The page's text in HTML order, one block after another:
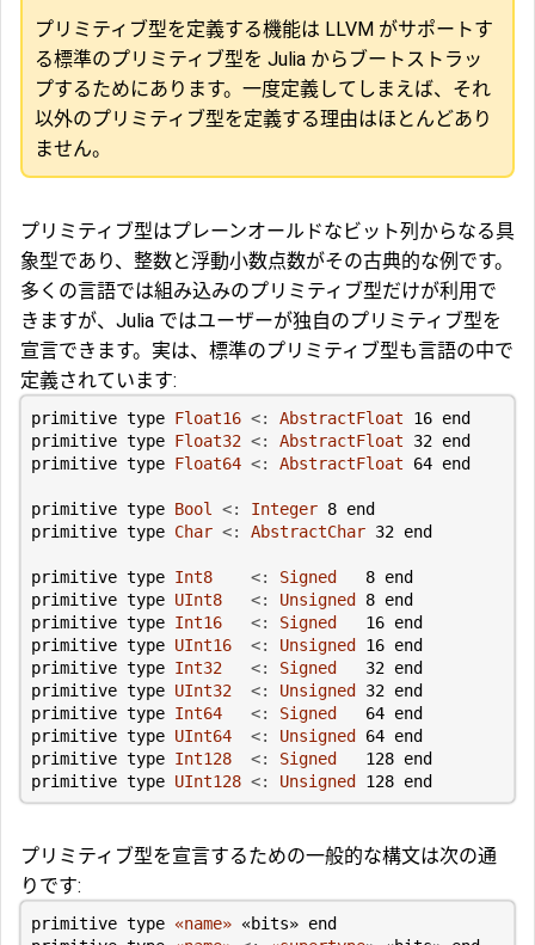
プリミティブ型を定義する機能は LLVM がサポートす
る標準のプリミティブ型を Julia からブートストラッ
プするためにあります。一度定義してしまえば、それ
以外のプリミティブ型を定義する理由はほとんどあり
ません。
プリミティブ型はプレーンオールドなビット列からなる具
象型であり、整数と浮動小数点数がその古典的な例です。
多くの言語では組み込みのプリミティブ型だけが利用で
きますが、Julia ではユーザーが独自のプリミティブ型を
宣言できます。実は、標準のプリミティブ型も言語の中で
定義されています:
primitive type Float16 <: AbstractFloat 16 end
primitive type Float32 <: AbstractFloat 32 end
primitive type Float64 <: AbstractFloat 64 end
primitive type Bool <: Integer 8 end
primitive type Char <: AbstractChar 32 end
primitive type Int8 <: Signed 8 end
primitive type UInt8 <: Unsigned 8 end
primitive type Int16 <: Signed 16 end
primitive type UInt16 <: Unsigned 16 end
primitive type Int32 <: Signed 32 end
primitive type UInt32 <: Unsigned 32 end
primitive type Int64 <: Signed 64 end
primitive type UInt64 <: Unsigned 64 end
primitive type Int128 <: Signed 128 end
primitive type UInt128 <: Unsigned 128 end
プリミティブ型を宣言するための一般的な構文は次の通
りです:
primitive type «name» «bits» end